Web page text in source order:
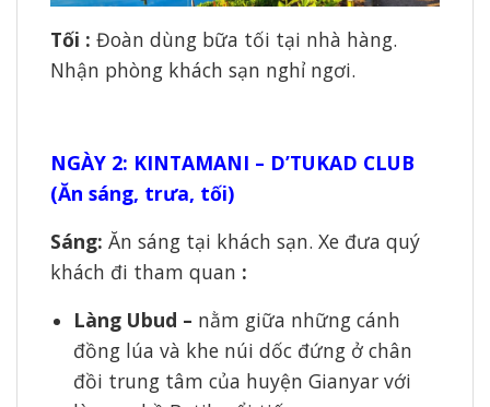
Tối : Đoàn dùng bữa tối tại nhà hàng.
Nhận phòng khách sạn nghỉ ngơi.
NGÀY 2: KINTAMANI – D’TUKAD CLUB
(Ăn sáng, trưa, tối)
Sáng: Ăn sáng tại khách sạn. Xe đưa quý
khách đi tham quan :
Làng Ubud – nằm giữa những cánh
đồng lúa và khe núi dốc đứng ở chân
đồi trung tâm của huyện Gianyar với